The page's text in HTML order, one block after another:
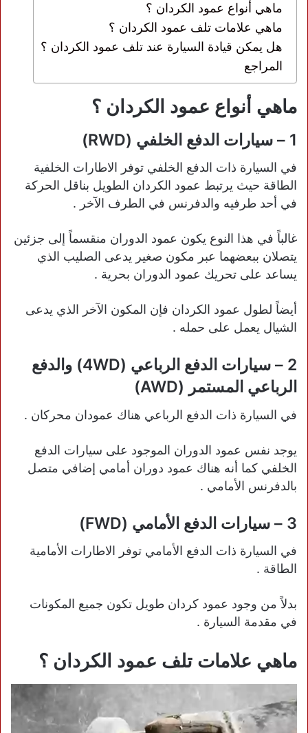
ماهي أنواع عمود الكردان ؟
ماهي علامات تلف عمود الكردان ؟
هل يمكن قيادة السيارة عند تلف عمود الكردان ؟
المراجع
ماهي أنواع عمود الكردان ؟
1 – سيارات الدفع الخلفي (RWD)
في السيارة ذات الدفع الخلفي توفر الاطارات الخلفية
الطاقة حيث يرتبط عمود الكردان الطويل بناقل الحركة
في أحد طرفيه والدفرنس في الطرف الآخر .
غالباً في هذا النوع يكون عمود الدوران منقسماً إلى جزئين
يتصلان ببعضهما عبر مكون صغير يدعى الصليب الذي
يساعد على تحريك عمود الدوران بحرية .
أيضاً لطول عمود الكردان فإن المكون الآخر الذي يدعى
الشيال يعمل على حمله .
2 – سيارات الدفع الرباعي (4WD) والدفع
الرباعي المستمر (AWD)
في السيارة ذات الدفع الرباعي هناك عمودان محركان .
يوجد نفس عمود الدوران الموجود على سيارات الدفع
الخلفي كما أنه هناك عمود دوران أمامي إضافي متصل
بالدفرنس الأمامي .
3 – سيارات الدفع الأمامي (FWD)
في السيارة ذات الدفع الأمامي توفر الاطارات الأمامية
الطاقة .
بدلاً من وجود عمود كردان طويل تكون جميع المكونات
في مقدمة السيارة .
ماهي علامات تلف عمود الكردان ؟